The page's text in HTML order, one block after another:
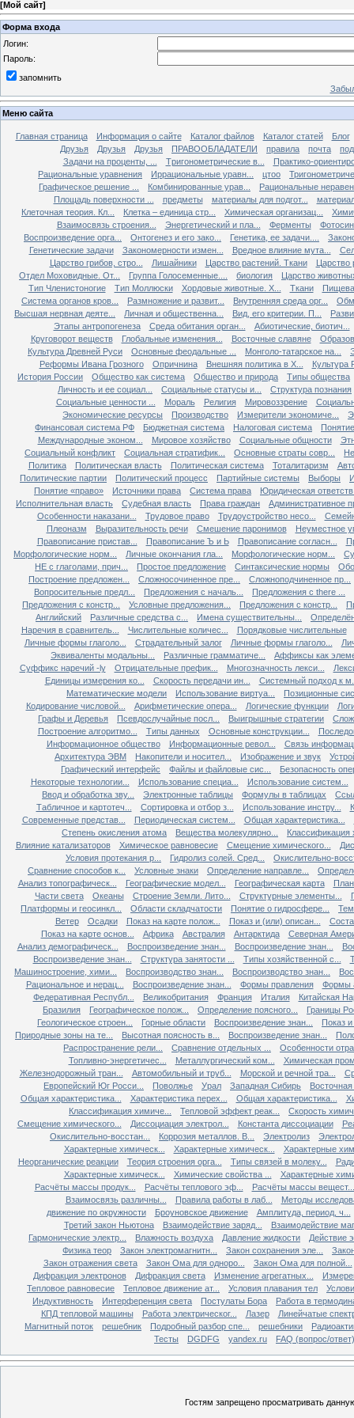
[Мой сайт]
Форма входа
Логин:
Пароль:
запомнить
Меню сайта
Главная страница Информация о сайте Каталог файлов Каталог статей
Блог
Друзья
Друзья Друзья ПРАВООБЛАДАТЕЛИ правила почта
Задачи на проценты, ...
Tригонометрические в...
Практико-
Рациональные уравнения
Иррациональные уравн... цтоо
Графическое решение ...
Комбинированные урав...
Рациональные
Площадь поверхности ...
предметы материалы для подгот...
Клеточная теория. Кл...
Клетка – единица стр... Химическая организац...
Взаимосвязь строения...
Энергетический и пла... Ферменты
Воспроизведение орга...
Онтогенез и его зако... Генетика, ее задачи....
Генетические задачи
Закономерности измен... Вредное влияние мута...
Царство грибов, стро...
Лишайники Царство растений. Ткани
Царство
Отдел Моховидные. От...
Группа Голосеменные.... биология
Царство
Тип Членистоногие
Тип Моллюски Хордовые животные. Х... Ткани
Система органов кров...
Размножение и развит... Внутренняя среда орг...
Высшая нервная деяте...
Личная и общественна... Вид, его критерии. П...
Этапы антропогенеза
Среда обитания орган...
Абиотические, биотич...
Круговорот веществ
Глобальные изменения... Восточные славяне
Культура Древней Руси
Основные феодальные ... Монголо-татарское на...
Реформы Ивана Грозного
Опричнина Внешняя политика в X...
Культура
История России
Общество как система Общество и природа
Типы общества
Личность и ее социал...
Социальные статусы и...
Структура познания
Социальные ценности ...
Мораль Религия Мировоззрение
Экономические ресурсы
Производство Измерители экономиче...
Финансовая система РФ
Бюджетная система Налоговая система
Международные эконом...
Мировое хозяйство Социальные общности
Социальный конфликт
Социальная стратифик... Основные страты совр...
Политика
Политическая власть Политическая система Тоталитаризм
Политические партии
Политический процесс Партийные системы Выборы
Понятие «право»
Источники права Система права
Юридическая
Исполнительная власть
Судебная власть Права граждан
Административное
Особенности наказани...
Трудовое право Трудоустройство несо...
Плеоназм
Выразительность речи Смешение паронимов
Неуместное
Правописание пристав...
Правописание Ъ и Ь Правописание согласн...
Морфологические норм...
Личные окончания гла... Морфологические норм...
НЕ с глаголами, прич...
Простое предложение Синтаксические нормы
Построение предложен...
Сложносочиненное пре...
Сложноподчиненное пр...
Вопросительные предл...
Предложения с началь...
Предложения с there ...
Предложения с констр...
Условные предложения... Предложения с констр...
Английский
Различные средства с... Имена существительны...
Наречия в сравнитель...
Числительные количес...
Порядковые числительные
Личные формы глаголо...
Страдательный залог Личные формы глаголо...
Эквиваленты модальны...
Различные грамматиче...
Аффиксы как
Суффикс наречий -ly
Отрицательные префик... Многозначность лекси...
Единицы измерения ко...
Скорость передачи ин...
Системный подход к
Математические модели
Использование виртуа...
Позиционные
Кодирование числовой...
Арифметические опера... Логические функции
Графы и Деревья
Псевдослучайные посл... Выигрышные стратегии
Построение алгоритмо...
Типы данных Основные конструкции...
Информационное общество
Информационные револ...
Связь
Архитектура ЭВМ
Накопители и носител... Изображение и звук
Графический интерфейс
Файлы и файловые сис...
Безопасность
Некоторые технологии...
Использование специа...
Использование систем...
Ввод и обработка зву...
Электронные таблицы Формулы в таблицах
Табличное и картотеч...
Сортировка и отбор з... Использование инстру...
Современные представ...
Периодическая систем... Общая характеристика...
Степень окисления атома
Вещества молекулярно...
Классификация
Влияние катализаторов
Химическое равновесие Смещение химического...
Условия протекания р...
Гидролиз солей. Сред...
Окислительно-
Сравнение способов к...
Условные знаки Определение направле...
Анализ топографическ...
Географические модел... Географическая карта
Части света
Океаны Строение Земли. Лито... Структурные элементы...
Платформы и геосинкл...
Области складчатости Понятие о гидросфере...
Ветер
Осадки Показ на карте полож... Показ и (или) описан...
Показ на карте основ...
Африка Австралия Антарктида
Северная
Анализ демографическ...
Воспроизведение знан... Воспроизведение знан...
Воспроизведение знан...
Структура занятости ... Типы хозяйственной с...
Машиностроение, хими...
Воспроизводство знан... Воспроизводство знан...
Рациональное и нерац...
Воспроизведение знан... Формы правления
Формы
Федеративная Республ...
Великобритания Франция Италия
Китайская
Бразилия
Географическое полож... Определение поясного...
Границы
Геологическое строен...
Горные области Воспроизведение знан...
Показ
Природные зоны на те...
Высотная поясность в... Воспроизведение знан...
Распространение рели...
Сравнение отдельных ...
Особенности
Топливно-энергетичес...
Металлургический ком...
Химическая
Железнодорожный тран...
Автомобильный и труб... Морской и речной тра...
Европейский Юг Росси...
Поволжье Урал Западная Сибирь
Общая характеристика...
Характеристика перех... Общая характеристика...
Классификация химиче...
Тепловой эффект реак...
Скорость
Смещение химического...
Диссоциация электрол... Константа диссоциации
Окислительно-восстан...
Коррозия металлов. В... Электролиз
Характерные химическ...
Характерные химическ...
Характерные
Неорганические реакции
Теория строения орга... Типы связей в молеку...
Характерные химическ...
Химические свойства ...
Характерные
Расчёты массы продук...
Расчёты теплового эф...
Расчёты массы вещест...
Взаимосвязь различны...
Правила работы в лаб...
Методы
движение по окружности
Броуновское движение
Амплитуда, период, ч...
Третий закон Ньютона
Взаимодействие заряд...
Взаимодействие
Гармонические электр...
Влажность воздуха Давление жидкости
Действие
Физика теор
Закон электромагнитн... Закон сохранения эле...
Закон отражения света
Закон Ома для одноро...
Закон Ома для полной...
Дифракция электронов
Дифракция света Изменение агрегатных...
Тепловое равновесие
Тепловое движение ат... Условия плавания тел
Индуктивность
Интерференция света Постулаты Бора
Работа в
КПД тепловой машины
Работа электрическог... Лазер
Линейчатые
Магнитный поток
решебник Подробный разбор спе... решебники
Тесты
DGDFG yandex.ru FAQ (вопрос/ответ)
Гостям запрещено просматривать